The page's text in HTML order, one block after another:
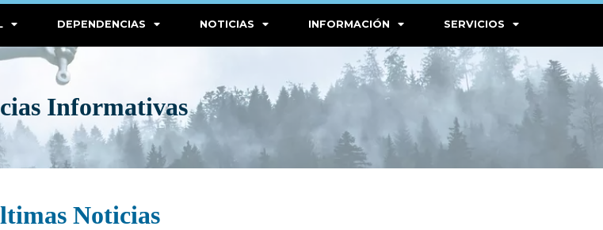
DEPENDENCIAS NOTICIAS INFORMACIÓN SERVICIOS
Informativas
Noticias